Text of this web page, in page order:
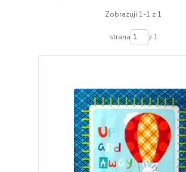
Zobrazuji 1-1 z 1
strana z 1